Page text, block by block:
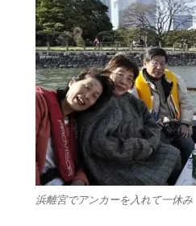
浜離宮でアンカーを入れて一休み